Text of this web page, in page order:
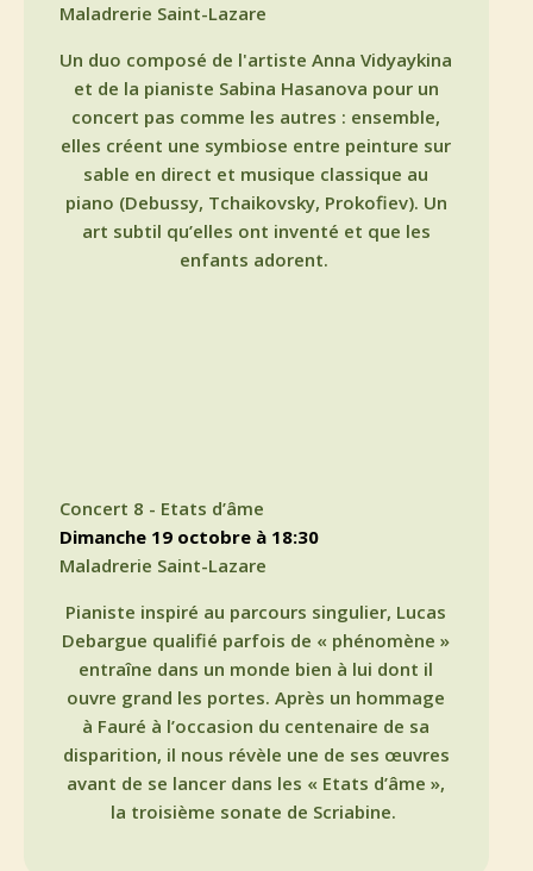
Maladrerie Saint-Lazare
Un duo composé de l'artiste Anna Vidyaykina
et de la pianiste Sabina Hasanova pour un
concert pas comme les autres : ensemble,
elles créent une symbiose entre peinture sur
sable en direct et musique classique au
piano (Debussy, Tchaikovsky, Prokofiev). Un
art subtil qu’elles ont inventé et que les
enfants adorent.
Concert 8 - Etats d’âme
dimanche 19 octobre à 18:30
Maladrerie Saint-Lazare
Pianiste inspiré au parcours singulier, Lucas
Debargue qualifié parfois de « phénomène »
entraîne dans un monde bien à lui dont il
ouvre grand les portes. Après un hommage
à Fauré à l’occasion du centenaire de sa
disparition, il nous révèle une de ses œuvres
avant de se lancer dans les « Etats d’âme »,
la troisième sonate de Scriabine.